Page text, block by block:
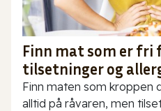
Finn mat som er fri
tilsetninger og
Finn maten som kroppen
alltid på råvaren, men